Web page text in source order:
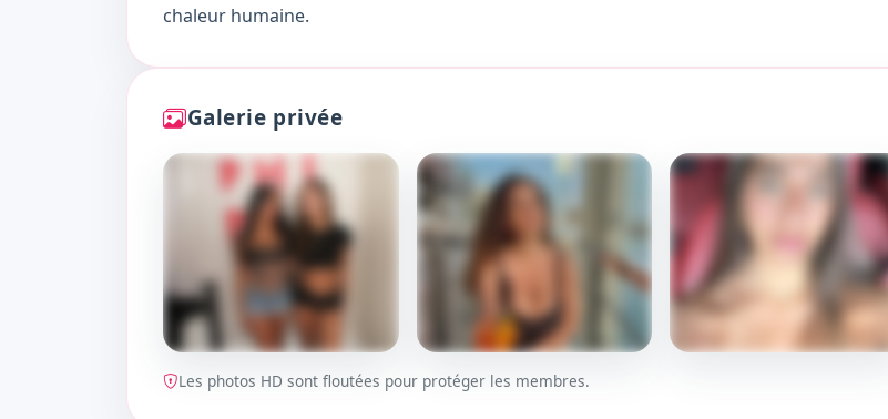
chaleur humaine.
Galerie privée
Les photos HD sont floutées pour protéger les membres.